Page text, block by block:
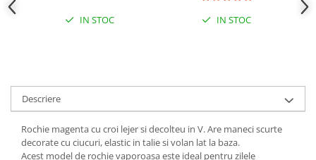
IN STOC IN STOC
Descriere
Rochie magenta cu croi lejer si decolteu in V. Are maneci scurte
decorate cu ciucuri, elastic in talie si volan lat la baza.
Acest model de rochie vaporoasa este ideal pentru zilele